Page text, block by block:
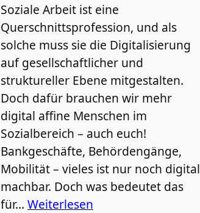
Soziale Arbeit ist eine
Querschnittsprofession, und als
solche muss sie die Digitalisierung
auf gesellschaftlicher und
struktureller Ebene mitgestalten.
Doch dafür brauchen wir mehr
digital affine Menschen im
Sozialbereich – auch euch!
Bankgeschäfte, Behördengänge,
Mobilität – vieles ist nur noch digital
machbar. Doch was bedeutet das
für… Weiterlesen